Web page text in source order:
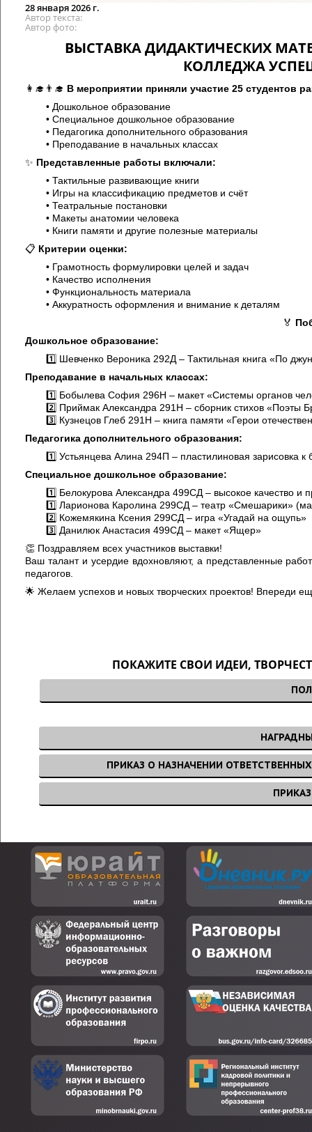
28 января 2026 г.
Автор текста
Автор фото
ВЫСТАВКА ДИДАКТИЧЕСКИХ
КОЛЛЕДЖА
👩‍🎓👨‍🎓 В мероприятии приняли участие 25 студентов
• Дошкольное образование
• Специальное дошкольное образование
• Педагогика дополнительного образования
• Преподавание в начальных классах
✨ Представленные работы включали:
• Тактильные развивающие книги
• Игры на классификацию предметов и счёт
• Театральные постановки
• Макеты анатомии человека
• Книги памяти и другие полезные материалы
📋 Критерии оценки:
• Грамотность формулировки целей и задач
• Качество исполнения
• Функциональность материала
• Аккуратность оформления и внимание к деталям
🏅
Дошкольное образование:
1️⃣ Шевченко Вероника 292Д – Тактильная книга «По
Преподавание в начальных классах:
1️⃣ Бобылева София 296Н – макет «Системы органов
2️⃣ Приймак Александра 291Н – сборник стихов «Поэты
3️⃣ Кузнецов Глеб 291Н – книга памяти «Герои
Педагогика дополнительного образования:
1️⃣ Устьянцева Алина 294П – пластилиновая зарисовка
Специальное дошкольное образование:
1️⃣ Белокурова Александра 499СД – высокое качество и
1️⃣ Ларионова Каролина 299СД – театр «Смешарики»
2️⃣ Кожемякина Ксения 299СД – игра «Угадай на ощупь»
3️⃣ Данилюк Анастасия 499СД – макет «Ящер»
👏 Поздравляем всех участников выставки!
Ваш талант и усердие вдохновляют, а представленные
педагогов.
🌟 Желаем успехов и новых творческих проектов! Впереди
ПОКАЖИТЕ СВОИ ИДЕИ,
ПРИКАЗ О НАЗНАЧЕНИИ